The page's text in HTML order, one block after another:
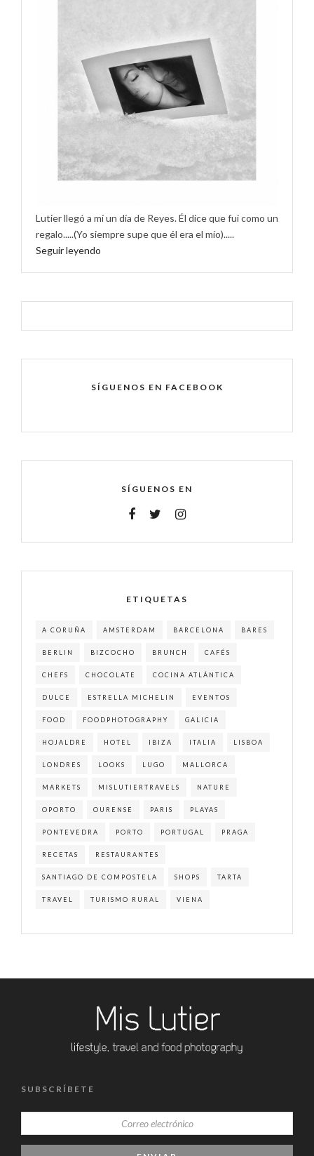
Lutier llegó a mí un día de Reyes. Él dice que fui como un
regalo.....(Yo siempre supe que él era el mío).....
Seguir leyendo
SÍGUENOS EN FACEBOOK
SÍGUENOS EN
ETIQUETAS
A CORUÑA AMSTERDAM BARCELONA BARES
BERLIN BIZCOCHO BRUNCH CAFÉS
CHEFS CHOCOLATE COCINA ATLÁNTICA
DULCE ESTRELLA MICHELIN EVENTOS
FOOD FOODPHOTOGRAPHY GALICIA
HOJALDRE HOTEL IBIZA ITALIA LISBOA
LONDRES LOOKS LUGO MALLORCA
MARKETS MISLUTIERTRAVELS NATURE
OPORTO OURENSE PARIS PLAYAS
PONTEVEDRA PORTO PORTUGAL PRAGA
RECETAS RESTAURANTES
SANTIAGO DE COMPOSTELA SHOPS TARTA
TRAVEL TURISMO RURAL VIENA
SUBSCRÍBETE